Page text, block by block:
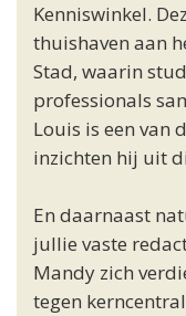
Kenniswinkel.
thuishaven aan
Stad, waarin
professionals
Louis is een van
inzichten hij uit
En daarnaast
jullie vaste
Mandy zich
tegen